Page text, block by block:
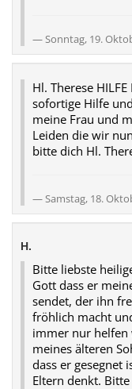
Sonntag, 19.
Hl. Therese
sofortige Hilfe
meine Frau und
Leiden die wir
bitte dich Hl.
Samstag, 18.
H.
Bitte liebste
Gott dass er
sendet, der ihn
fröhlich macht
immer nur helfen
meines älteren
dass er gesegnet
Eltern denkt.